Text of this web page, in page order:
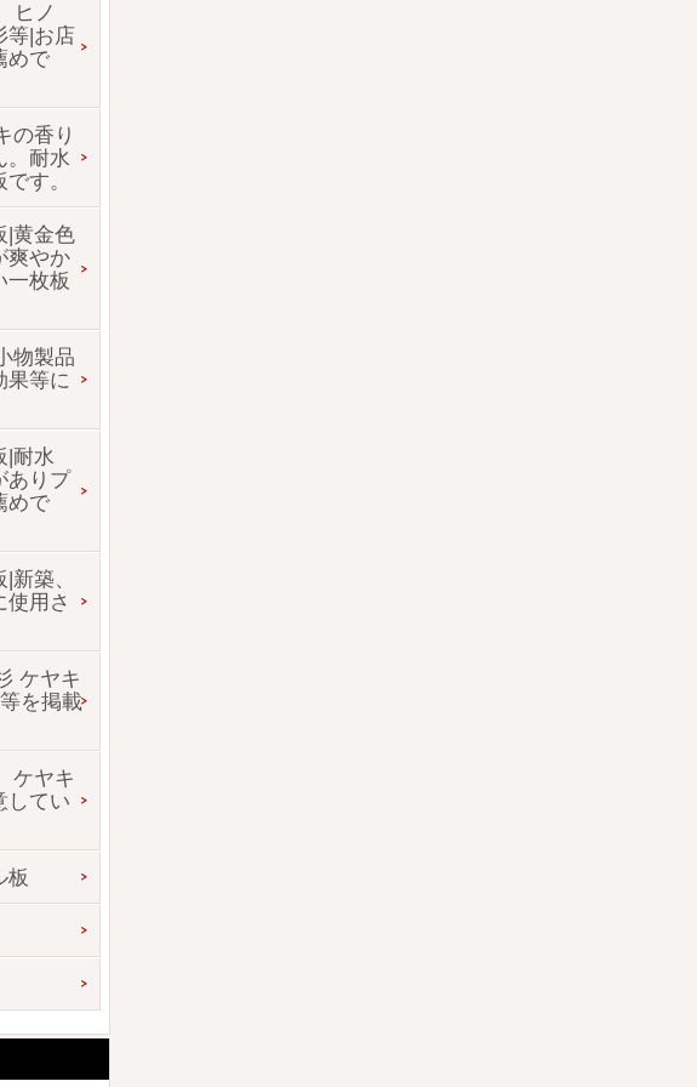
ヒノ
等|お店
めで
の香り
。耐水
す。
|黄金色
爽やか
一枚板
物製品
果等に
|耐水
ありプ
めで
新築、
使用さ
ケヤキ
を掲載
ケヤキ
してい
板